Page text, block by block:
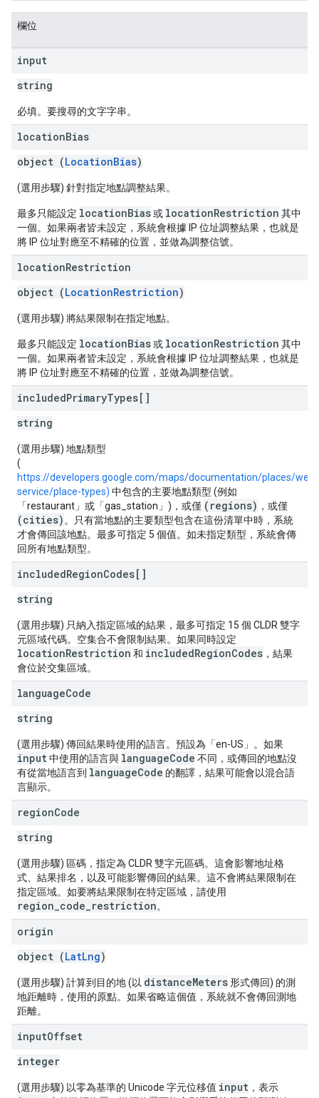
欄位
input
string
必填。要搜尋的文字字串。
locationBias
object (LocationBias)
(選用步驟) 針對指定地點調整結果。
最多只能設定 locationBias或 locationRestriction 其中
一個。如果兩者皆未設定，系統會根據 IP 位址調整結果，也就是
將 IP 位址對應至不精確的位置，並做為調整信號。
locationRestriction
object (LocationRestriction)
(選用步驟) 將結果限制在指定地點。
最多只能設定 locationBias或 locationRestriction 其中
一個。如果兩者皆未設定，系統會根據 IP 位址調整結果，也就是
將 IP 位址對應至不精確的位置，並做為調整信號。
includedPrimaryTypes[]
string
(選用步驟) 地點類型
(
https://developers.google.com/maps/documentation/places/web-
service/place-types) 中包含的主要地點類型 (例如
「restaurant」或「gas_station」)，或僅 (regions) ，或僅
(cities) 。只有當地點的主要類型包含在這份清單中時，系統
才會傳回該地點。最多可指定 5 個值。如未指定類型，系統會傳
回所有地點類型。
includedRegionCodes[]
string
(選用步驟) 只納入指定區域的結果，最多可指定 15 個 CLDR 雙字
元區域代碼。空集合不會限制結果。如果同時設定
locationRestriction 和 includedRegionCodes ，結果
會位於交集區域。
languageCode
string
(選用步驟) 傳回結果時使用的語言。預設為「en-US」。如果
input中使用的語言與 languageCode 不同，或傳回的地點沒
有從當地語言到 languageCode 的翻譯，結果可能會以混合語
言顯示。
regionCode
string
(選用步驟) 區碼，指定為 CLDR 雙字元區碼。這會影響地址格
式、結果排名，以及可能影響傳回的結果。這不會將結果限制在
指定區域。如要將結果限制在特定區域，請使用
region_code_restriction。
origin
object (LatLng)
(選用步驟) 計算到目的地 (以 distanceMeters形式傳回) 的測
地距離時，使用的原點。如果省略這個值，系統就不會傳回測地
距離。
inputOffset
integer
(選用步驟) 以零為基準的 Unicode 字元位移值 input ，表示